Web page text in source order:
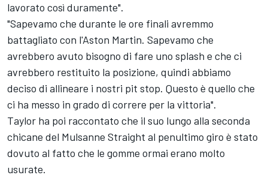
lavorato così duramente".
"Sapevamo che durante le ore finali avremmo
battagliato con l'Aston Martin. Sapevamo che
avrebbero avuto bisogno di fare uno splash e che ci
avrebbero restituito la posizione, quindi abbiamo
deciso di allineare i nostri pit stop. Questo è quello che
ci ha messo in grado di correre per la vittoria".
Taylor ha poi raccontato che il suo lungo alla seconda
chicane del Mulsanne Straight al penultimo giro è stato
dovuto al fatto che le gomme ormai erano molto
usurate.